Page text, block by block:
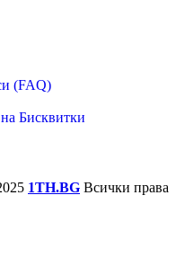
(FAQ)
Бисквитки
1TH.BG Всички права